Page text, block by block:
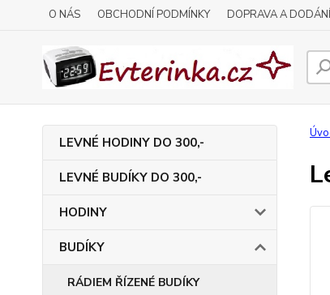
O NÁS OBCHODNÍ PODMÍNKY DOPRAVA A
LEVNÉ HODINY DO 300,-
LEVNÉ BUDÍKY DO 300,-
HODINY
BUDÍKY
RÁDIEM ŘÍZENÉ BUDÍKY